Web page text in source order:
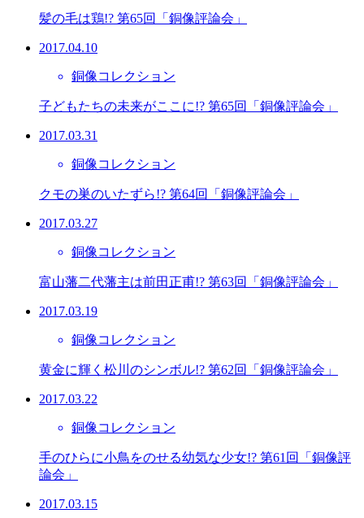
髪の毛は鶏!? 第65回「銅像評論会」
2017.04.10
銅像コレクション
子どもたちの未来がここに!? 第65回「銅像評論会」
2017.03.31
銅像コレクション
クモの巣のいたずら!? 第64回「銅像評論会」
2017.03.27
銅像コレクション
富山藩二代藩主は前田正甫!? 第63回「銅像評論会」
2017.03.19
銅像コレクション
黄金に輝く松川のシンボル!? 第62回「銅像評論会」
2017.03.22
銅像コレクション
手のひらに小鳥をのせる幼気な少女!? 第61回「銅像評
論会」
2017.03.15